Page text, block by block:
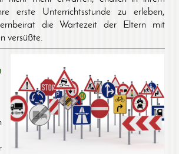
erste Unterrichtsstunde zu erleben,
die Wartezeit der Eltern mit
versüßte.